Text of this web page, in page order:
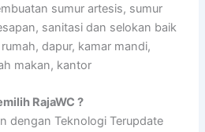
sumur artesis, sumur
sanitasi dan selokan baik
dapur, kamar mandi,
makan, kantor
RajaWC ?
dengan Teknologi Terupdate